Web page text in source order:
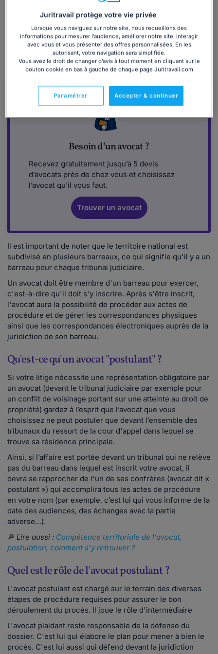
Tribunal Administratif, etc.
(Une exception toutefois avec la Cour de Cassation et le
Conseil d’État, siégeant à Paris, et pour lesquels seul un
corps très particulier d’avocats, composé de 50 avocats,
dits « Avocats au Conseil d’Etat et à la Cour de Cassation »
détient le monopole).
Besoin d’un avocat ?
Recevez gratuitement jusqu’à 5 devis
d’avocats près de chez vous et choisissez
l’avocat qu’il vous faut.
Trouver un avocat
Il est important de noter que le territoire national est
subdivisé en plusieurs barreaux, ce qui signifie qu'il y a un
barreau pour chaque tribunal judiciaire.
Un avocat doit être membre d'un barreau pour exercer,
c'est-à-dire qu'il doit s'y inscrire. Après s'être inscrit,
l'avocat aura la possibilité de procéder aux actes de
procédure et de gérer les correspondances physiques
ainsi que les correspondances électroniques auprès de la
juridiction de son barreau.
Qu'est-ce qu'un avocat "postulant" ?
Si votre litige nécessite une représentation obligatoire par
un avocat (devant le tribunal judiciaire par exemple pour
un conflit de voisinage portant sur une atteinte au droit de
propriété) gardez à l’esprit que l’avocat que vous
choisissez ne peut postuler que devant l’ensemble des
tribunaux du ressort de la cour d'appel dans lequel se
trouve sa résidence principale.
Ainsi, si l’affaire est portée devant un tribunal qui ne relève
pas du barreau dans lequel est inscrit votre avocat, il
devra se rapprocher de l'un de ses confrères (avocat dit «
postulant ») qui accomplira tous les actes de procédure
en votre nom (par exemple, c’est lui qui vous informe de la
date des audiences, des échanges avec la partie
adverse…).
🔎 Lire aussi : Compétence territoriale de l’avocat,
postulation, comment s’y retrouver ?
Quel est le rôle de l'avocat postulant ?
L'avocat postulant est chargé sur le terrain des diverses
étapes de procédure requises pour assurer le bon
déroulement du procès. Il joue le rôle d'intermédiaire
L'avocat plaidant reste responsable de la défense du
dossier. C'est lui qui élabore le plan pour mener à bien le
procès. C'est lui aussi qui défend devant la juridiction
Juritravail protège votre vie privée
Lorsque vous naviguez sur notre site, nous recueillons des
informations pour mesurer l’audience, améliorer notre site, interagir
avec vous et vous présenter des offres personnalisées. En les
autorisant, votre navigation sera simplifiée.
Vous avez le droit de changer d’avis à tout moment en cliquant sur le
bouton cookie en bas à gauche de chaque page Juritravail.com
Accepter & continuer
Paramétrer